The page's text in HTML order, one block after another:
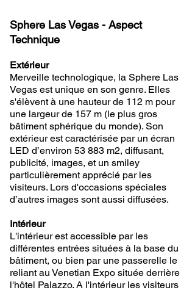
Sphere Las Vegas - Aspect
Technique
Extérieur
Merveille technologique, la Sphere Las
Vegas est unique en son genre. Elles
s'élèvent à une hauteur de 112 m pour
une largeur de 157 m (le plus gros
bâtiment sphérique du monde). Son
extérieur est caractérisée par un écran
LED d’environ 53 883 m2, diffusant,
publicité, images, et un smiley
particulièrement apprécié par les
visiteurs. Lors d'occasions spéciales
d’autres images sont aussi diffusées.
Intérieur
L'intérieur est accessible par les
différentes entrées situées à la base du
bâtiment, ou bien par une passerelle le
reliant au Venetian Expo située derrière
l'hôtel Palazzo. A l'intérieur les visiteurs